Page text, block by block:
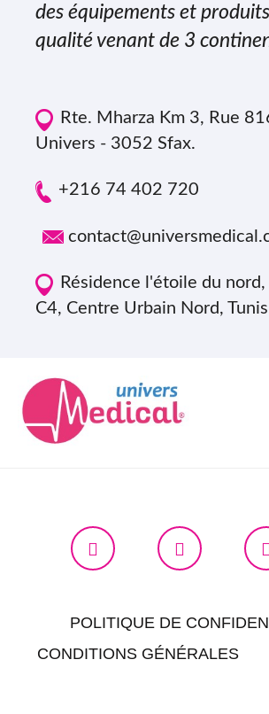
des équipements et
qualité venant de 3
Rte. Mharza Km 3, Rue
Univers - 3052 Sfax.
+216 74 402 720
Résidence l'étoile du
C4, Centre Urbain Nord,
POLITIQUE DE
CONDITIONS GÉNÉRALES